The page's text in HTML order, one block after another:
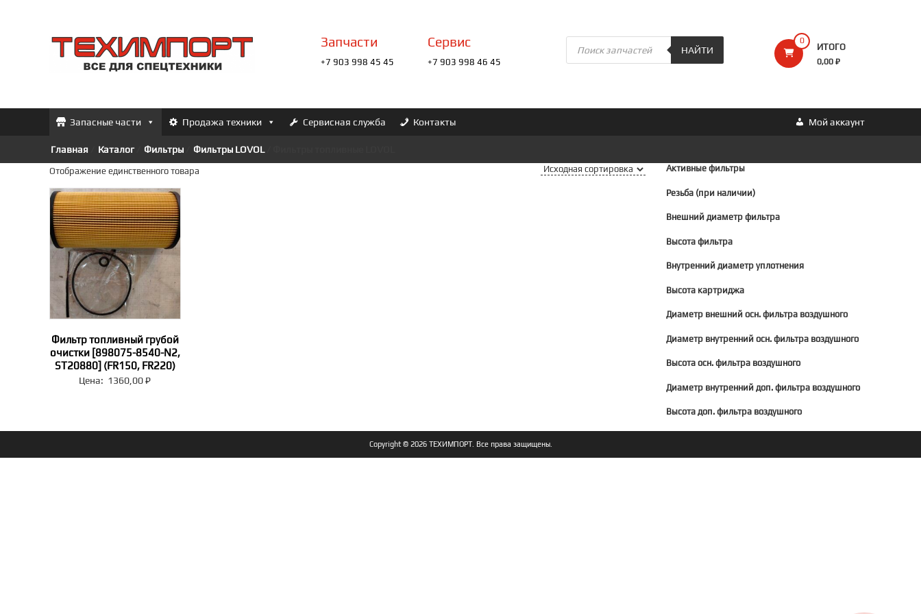
содержимомуТЕХИМПОРТ
Всё
0
ИТОГО
0,00 ₽
Запчасти
+7 903 998 45 45
Сервис
+7 903 998 46 45
Поиск
товаров
НАЙТИ
Запасные части Мой аккаунт
Продажа техники Сервисная служба Контакты
Главная Каталог/ Фильтры Фильтры LOVOL/ Фильтры топливные LOVOL
Отображение единственного товара
Фильтр топливный грубой
очистки [898075-8540-N2,
ST20880] (FR150, FR220)
Цена: 1360,00₽
Активные фильтры
Резьба (при наличии)
Внешний диаметр фильтра
Высота фильтра
Внутренний диаметр уплотнения
Высота картриджа
Диаметр внешний осн. фильтра воздушного
Диаметр внутренний осн. фильтра воздушного
Высота осн. фильтра воздушного
Диаметр внутренний доп. фильтра воздушного
Высота доп. фильтра воздушного
Copyright © 2026 ТЕХИМПОРТ. Все права защищены.